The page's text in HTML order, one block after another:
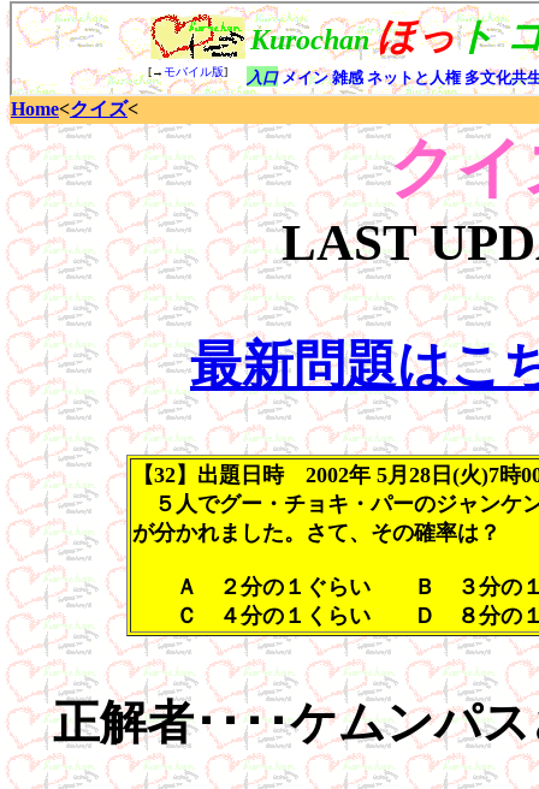
Home<クイズ<
クイ
LAST
最新問題はこ
【32】出題日時 2002年 5月28日(火)7時
５人でグー・チョキ・パーのジャンケ
が分かれました。さて、その確率は？
Ａ ２分の１ぐらい Ｂ ３分の１
Ｃ ４分の１くらい Ｄ ８分の１
正解者････ケムンパ